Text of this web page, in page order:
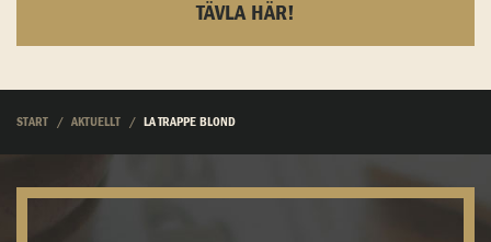
TÄVLA HÄR!
START AKTUELLT LA TRAPPE BLOND